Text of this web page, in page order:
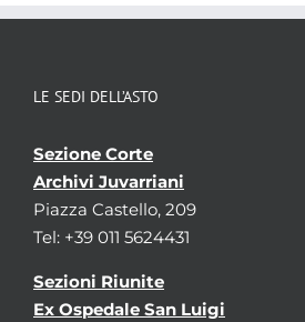
LE SEDI DELL’ASTO
Sezione Corte
Archivi Juvarriani
Piazza Castello, 209
Tel: +39 011 5624431
Sezioni Riunite
Ex Ospedale San Luigi